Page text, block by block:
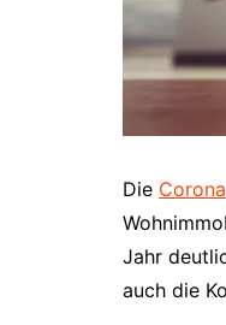
Die Corona
Jahr
auch die